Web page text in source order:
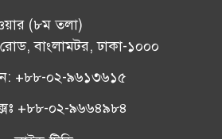
(৮ম তলা)
বাংলামটর, ঢাকা-১০০০
+৮৮-০২-৯৬১৩৬১৫
+৮৮-০২-৯৬৬৪৯৮৪